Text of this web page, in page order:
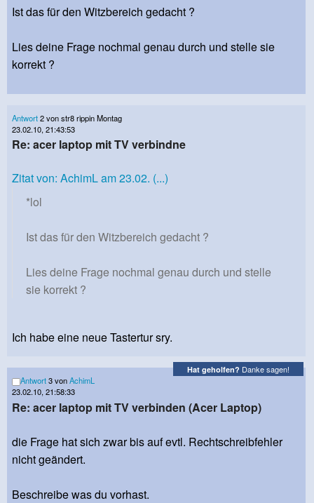
Ist das für den Witzbereich gedacht ?
Lies deine Frage nochmal genau durch und stelle sie
korrekt ?
Antwort2 von str8 rippin Montag
23.02.10, 21:43:53
Re: acer laptop mit TV verbindne
Zitat von: AchimL am 23.02. (...)
*lol
Ist das für den Witzbereich gedacht ?
Lies deine Frage nochmal genau durch und stelle
sie korrekt ?
Ich habe eine neue Tastertur sry.
Hat geholfen? Danke sagen!
Antwort3 vonAchimL
23.02.10, 21:58:33
Re: acer laptop mit TV verbinden (Acer Laptop)
die Frage hat sich zwar bis auf evtl. Rechtschreibfehler
nicht geändert.
Beschreibe was du vorhast.